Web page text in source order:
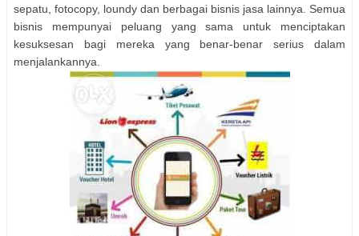
sepatu, fotocopy, loundy dan berbagai bisnis jasa lainnya. Semua
bisnis mempunyai peluang yang sama untuk menciptakan
kesuksesan bagi mereka yang benar-benar serius dalam
menjalankannya.